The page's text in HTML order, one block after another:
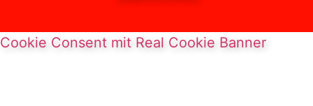
Cookie Consent mit Real Cookie Banner